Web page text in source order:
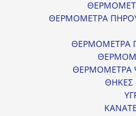
ΘΕΡΜΟΜΕΤΡΑ
ΘΕΡΜΟΜΕΤΡΑ
ΘΕΡΜΟΜΕΤΡΑ
ΘΗΚΕΣ